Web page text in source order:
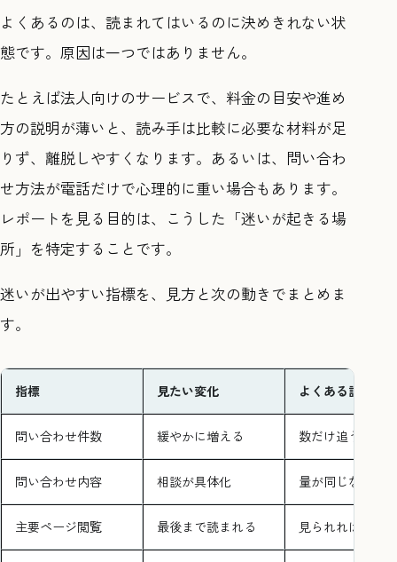
よくあるのは、読まれてはいるのに決めきれない状
態です。原因は一つではありません。
たとえば法人向けのサービスで、料金の目安や進め
方の説明が薄いと、読み手は比較に必要な材料が足
りず、離脱しやすくなります。あるいは、問い合わ
せ方法が電話だけで心理的に重い場合もあります。
レポートを見る目的は、こうした「迷いが起きる場
所」を特定することです。
迷いが出やすい指標を、見方と次の動きでまとめま
す。
指標 見たい変化 よくある誤解
問い合わせ件数 緩やかに増える 数だけ追う
問い合わせ内容 相談が具体化 量が同じなら安
主要ページ閲覧 最後まで読まれる 見られれば十分